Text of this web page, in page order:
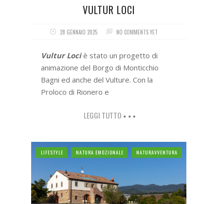
VULTUR LOCI
28 GENNAIO 2025 NO COMMENTS YET
Vultur Loci è stato un progetto di
animazione del Borgo di Monticchio
Bagni ed anche del Vulture. Con la
Proloco di Rionero e
LEGGI TUTTO
LIFESTYLE NATURA EMOZIONALE NATURAVVENTURA